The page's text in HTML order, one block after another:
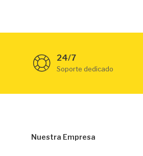
24/7
Soporte dedicado
Nuestra Empresa